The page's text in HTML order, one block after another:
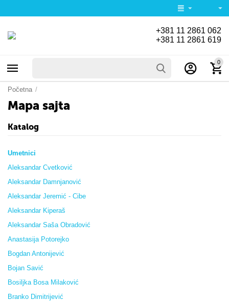
+381 11 2861 062
+381 11 2861 619
0
Početna /
Mapa sajta
Katalog
Umetnici
Aleksandar Cvetković
Aleksandar Damnjanović
Aleksandar Jeremić - Cibe
Aleksandar Kiperaš
Aleksandar Saša Obradović
Anastasija Potorejko
Bogdan Antonijević
Bojan Savić
Bosiljka Bosa Milaković
Branko Dimitrijević